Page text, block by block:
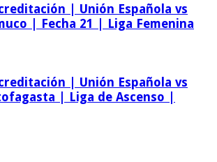
| Unión Española vs
| Fecha 21 | Liga Femenina
| Unión Española vs
| Liga de Ascenso |